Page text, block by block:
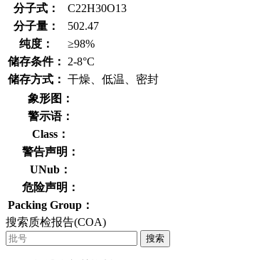
分子式：
C22H30O13
分子量：
502.47
纯度：
≥98%
储存条件：
2-8°C
储存方式： 干燥、低温、密封
象形图：
警示语：
Class：
警告声明：
UNub：
危险声明：
Packing Group：
搜索质检报告(COA)
搜索